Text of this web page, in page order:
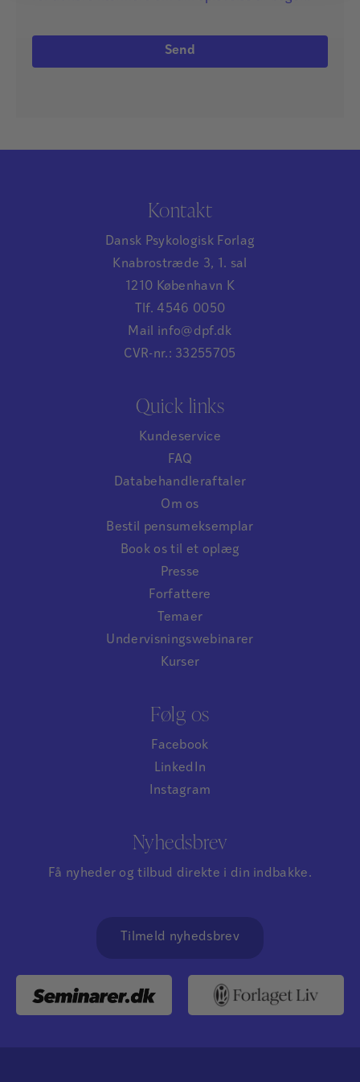
Kontakt
Dansk Psykologisk Forlag
Knabrostræde 3, 1. sal
1210 København K
Tlf. 4546 0050
Mail info@dpf.dk
CVR-nr.: 33255705
Quick links
Kundeservice
FAQ
Databehandleraftaler
Om os
Bestil pensumeksemplar
Book os til et oplæg
Presse
Forfattere
Temaer
Undervisningswebinarer
Kurser
Følg os
Facebook
LinkedIn
Instagram
Nyhedsbrev
Få nyheder og tilbud direkte i din indbakke.
Tilmeld nyhedsbrev